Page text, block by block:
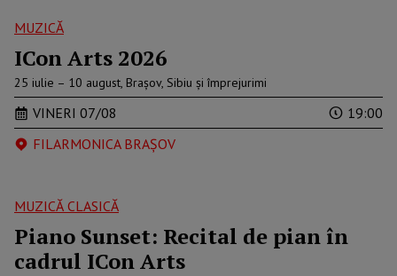
MUZICĂ
ICon Arts 2026
25 iulie – 10 august, Brașov, Sibiu și împrejurimi
VINERI 07/08
19:00
FILARMONICA BRAŞOV
MUZICĂ CLASICĂ
Piano Sunset: Recital de pian în
cadrul ICon Arts